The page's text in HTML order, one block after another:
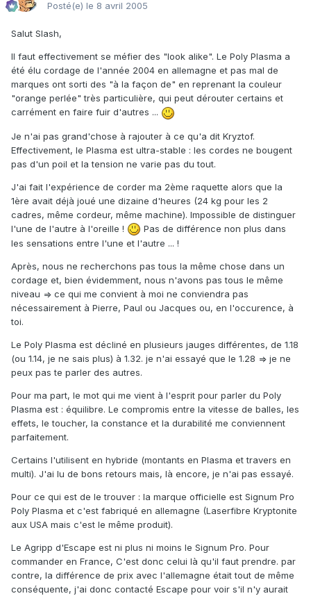
Posté(e) le 8 avril 2005
Salut Slash,
Il faut effectivement se méfier des "look alike". Le Poly Plasma a
été élu cordage de l'année 2004 en allemagne et pas mal de
marques ont sorti des "à la façon de" en reprenant la couleur
"orange perlée" très particulière, qui peut dérouter certains et
carrément en faire fuir d'autres ...
Je n'ai pas grand'chose à rajouter à ce qu'a dit Kryztof.
Effectivement, le Plasma est ultra-stable : les cordes ne bougent
pas d'un poil et la tension ne varie pas du tout.
J'ai fait l'expérience de corder ma 2ème raquette alors que la
1ère avait déjà joué une dizaine d'heures (24 kg pour les 2
cadres, même cordeur, même machine). Impossible de distinguer
l'une de l'autre à l'oreille !
Pas de différence non plus dans
les sensations entre l'une et l'autre ... !
Après, nous ne recherchons pas tous la même chose dans un
cordage et, bien évidemment, nous n'avons pas tous le même
niveau => ce qui me convient à moi ne conviendra pas
nécessairement à Pierre, Paul ou Jacques ou, en l'occurence, à
toi.
Le Poly Plasma est décliné en plusieurs jauges différentes, de 1.18
(ou 1.14, je ne sais plus) à 1.32. je n'ai essayé que le 1.28 => je ne
peux pas te parler des autres.
Pour ma part, le mot qui me vient à l'esprit pour parler du Poly
Plasma est : équilibre. Le compromis entre la vitesse de balles, les
effets, le toucher, la constance et la durabilité me conviennent
parfaitement.
Certains l'utilisent en hybride (montants en Plasma et travers en
multi). J'ai lu de bons retours mais, là encore, je n'ai pas essayé.
Pour ce qui est de le trouver : la marque officielle est Signum Pro
Poly Plasma et c'est fabriqué en allemagne (Laserfibre Kryptonite
aux USA mais c'est le même produit).
Le Agripp d'Escape est ni plus ni moins le Signum Pro. Pour
commander en France, C'est donc celui là qu'il faut prendre. par
contre, la différence de prix avec l'allemagne était tout de même
conséquente, j'ai donc contacté Escape pour voir s'il n'y aurait